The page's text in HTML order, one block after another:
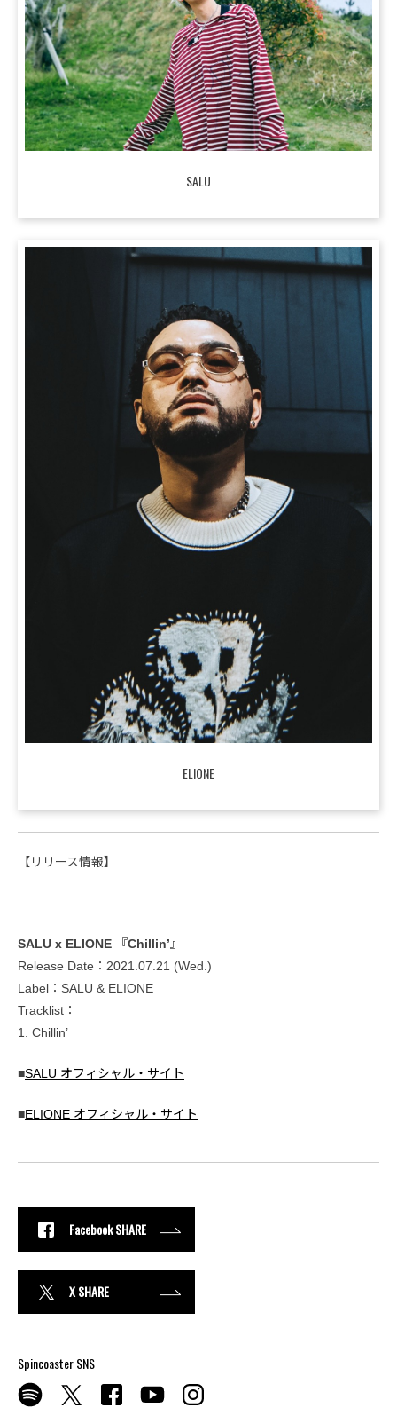
SALU
ELIONE
【リリース情報】
SALU x ELIONE 『Chillin’』
Release Date：2021.07.21 (Wed.)
Label：SALU & ELIONE
Tracklist：
1. Chillin’
■SALU オフィシャル・サイト
■ELIONE オフィシャル・サイト
Facebook SHARE
X SHARE
Spincoaster SNS